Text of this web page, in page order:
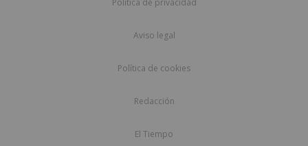
Política de privacidad
Aviso legal
Política de cookies
Redacción
El Tiempo